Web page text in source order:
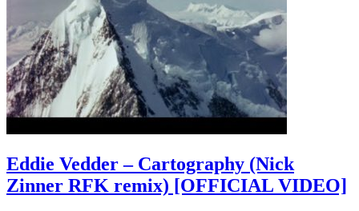
Eddie Vedder – Cartography (Nick
Zinner RFK remix) [OFFICIAL VIDEO]